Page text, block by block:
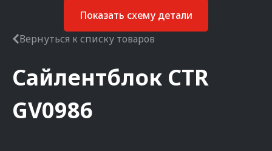
Показать схему детали
Вернуться к списку товаров
Сайлентблок CTR
GV0986